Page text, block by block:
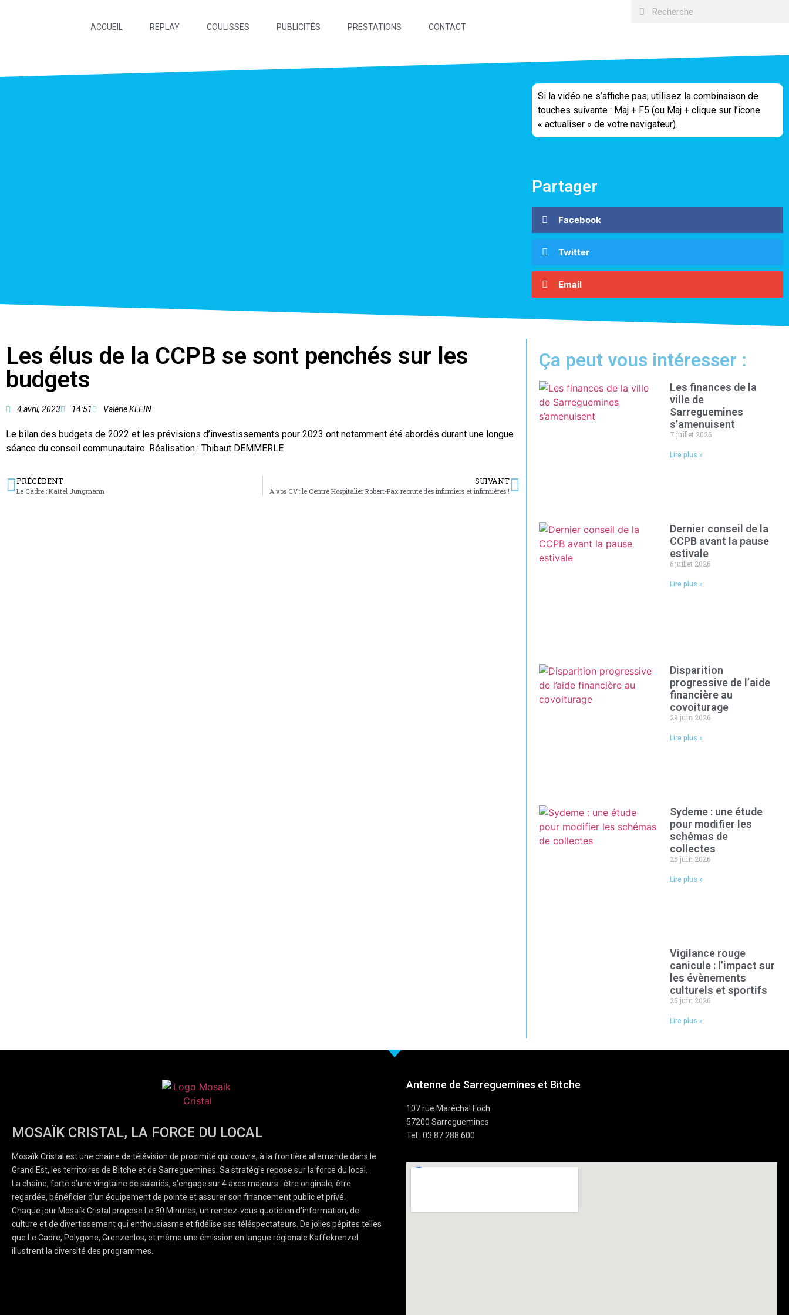
ACCUEIL REPLAY COULISSES PUBLICITÉS PRESTATIONS CONTACT
Si la vidéo ne s’affiche pas, utilisez la combinaison de
touches suivante : Maj + F5 (ou Maj + clique sur l’icone
« actualiser » de votre navigateur).
Partager
Facebook
Twitter
Email
Les élus de la CCPB se sont penchés sur les
budgets
4 avril, 2023 14:51 Valérie KLEIN
Le bilan des budgets de 2022 et les prévisions d’investissements pour 2023 ont notamment été abordés durant une longue
séance du conseil communautaire. Réalisation : Thibaut DEMMERLE
PRÉCÉDENT
Le Cadre : Kattel Jungmann
SUIVANT
À vos CV : le Centre Hospitalier Robert-Pax recrute des infirmiers et infirmières !
Ça peut vous intéresser :
Les finances de la
ville de
Sarreguemines
s’amenuisent
7 juillet 2026
Lire plus »
Dernier conseil de la
CCPB avant la pause
estivale
6 juillet 2026
Lire plus »
Disparition
progressive de l’aide
financière au
covoiturage
29 juin 2026
Lire plus »
Sydeme : une étude
pour modifier les
schémas de
collectes
25 juin 2026
Lire plus »
Vigilance rouge
canicule : l’impact sur
les évènements
culturels et sportifs
25 juin 2026
Lire plus »
MOSAÏK CRISTAL, LA FORCE DU LOCAL
Mosaïk Cristal est une chaîne de télévision de proximité qui couvre, à la frontière allemande dans le
Grand Est, les territoires de Bitche et de Sarreguemines. Sa stratégie repose sur la force du local.
La chaîne, forte d’une vingtaine de salariés, s’engage sur 4 axes majeurs : être originale, être
regardée, bénéficier d’un équipement de pointe et assurer son financement public et privé.
Chaque jour Mosaïk Cristal propose Le 30 Minutes, un rendez-vous quotidien d’information, de
culture et de divertissement qui enthousiasme et fidélise ses téléspectateurs. De jolies pépites telles
que Le Cadre, Polygone, Grenzenlos, et même une émission en langue régionale Kaffekrenzel
illustrent la diversité des programmes.
Antenne de Sarreguemines et Bitche
107 rue Maréchal Foch
57200 Sarreguemines
Tel : 03 87 288 600